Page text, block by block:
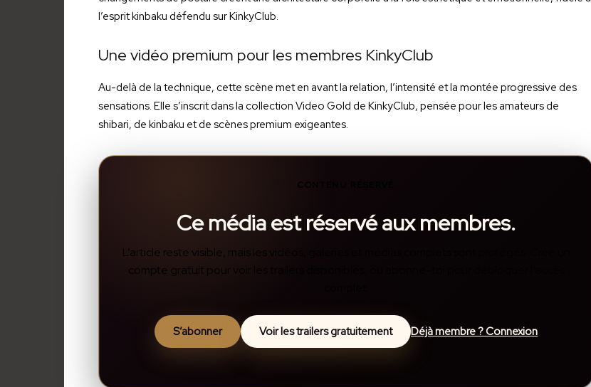
l’esprit kinbaku défendu sur KinkyClub.
Une vidéo premium pour les membres KinkyClub
Au-delà de la technique, cette scène met en avant la relation, l’intensité et la montée progressive des
sensations. Elle s’inscrit dans la collection Video Gold de KinkyClub, pensée pour les amateurs de
shibari, de kinbaku et de scènes premium exigeantes.
CONTENU RÉSERVÉ
Ce média est réservé aux membres.
L’article reste visible, mais les vidéos, galeries et médias complets sont protégés. Crée un
compte gratuit pour voir les trailers disponibles, ou abonne-toi pour débloquer l’accès
S’abonner Voir les trailers gratuitement Déjà membre ? Connexion